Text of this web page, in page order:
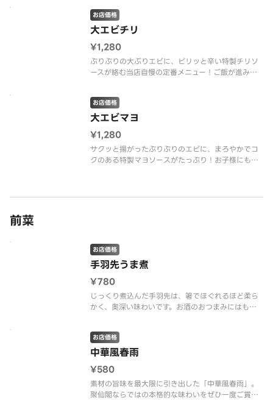
大エビチリ
お店価格
¥1,280
ぷりぷりの大ぶりエビに、ピリッと辛い特製チリソ
ースが絡む当店自慢の定番メニュー！ご飯が進みま
大エビマヨ
お店価格
¥1,280
サクッと揚がったぷりぷりのエビに、まろやかでコ
クのある特製マヨソースがたっぷり！お子様にも大
前菜
手羽先うま煮
お店価格
¥780
じっくり煮込んだ手羽先は、箸でほぐれるほど柔ら
かく、奥深い味わいです。お酒のおつまみにはもち
中華風春雨
お店価格
¥580
素材の旨味を最大限に引き出した「中華風春雨」。
聚仙閣ならではの本格的な味わいをぜひ一度ご賞味